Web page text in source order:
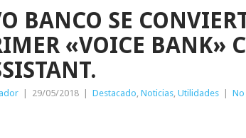
BANCO SE
«VOICE BANK»
29/05/2018 Destacado, Noticias, Utilidades No